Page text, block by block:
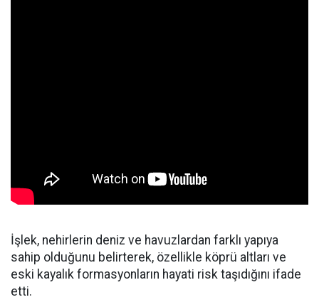
İşlek, nehirlerin deniz ve havuzlardan farklı yapıya
sahip olduğunu belirterek, özellikle köprü altları ve
eski kayalık formasyonların hayati risk taşıdığını ifade
etti.